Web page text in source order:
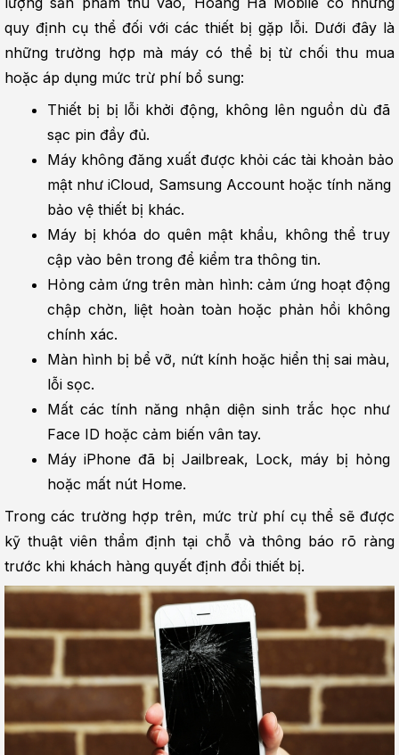
quy định cụ thể đối với các thiết bị gặp lỗi. Dưới đây là
những trường hợp mà máy có thể bị từ chối thu mua
hoặc áp dụng mức trừ phí bổ sung:
Thiết bị bị lỗi khởi động, không lên nguồn dù đã
sạc pin đầy đủ.
Máy không đăng xuất được khỏi các tài khoản bảo
mật như iCloud, Samsung Account hoặc tính năng
bảo vệ thiết bị khác.
Máy bị khóa do quên mật khẩu, không thể truy
cập vào bên trong để kiểm tra thông tin.
Hỏng cảm ứng trên màn hình: cảm ứng hoạt động
chập chờn, liệt hoàn toàn hoặc phản hồi không
chính xác.
Màn hình bị bể vỡ, nứt kính hoặc hiển thị sai màu,
lỗi sọc.
Mất các tính năng nhận diện sinh trắc học như
Face ID hoặc cảm biến vân tay.
Máy iPhone đã bị Jailbreak, Lock, máy bị hỏng
hoặc mất nút Home.
Trong các trường hợp trên, mức trừ phí cụ thể sẽ được
kỹ thuật viên thẩm định tại chỗ và thông báo rõ ràng
trước khi khách hàng quyết định đổi thiết bị.